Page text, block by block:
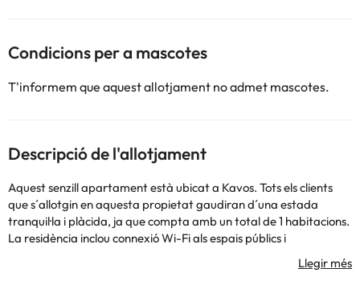
Condicions per a mascotes
T'informem que aquest allotjament no admet mascotes.
Descripció de l'allotjament
Aquest senzill apartament està ubicat a Kavos. Tots els clients
que s´allotgin en aquesta propietat gaudiran d´una estada
tranquil·la i plàcida, ja que compta amb un total de 1 habitacions.
La residència inclou connexió Wi-Fi als espais públics i
habitacions. Als visitants s'ls dóna la benvinguda en un vestíbul
amb servei de recepció 24 hores. Aquest allotjament no disposa